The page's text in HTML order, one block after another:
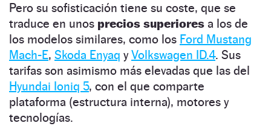
Pero su sofisticación tiene su coste, que se
traduce en unos precios superiores a los de
los modelos similares, como los Ford Mustang
Mach-E, Skoda Enyaq yVolkswagen ID.4. Sus
tarifas son asimismo más elevadas que las del
Hyundai Ioniq 5, con el que comparte
plataforma (estructura interna), motores y
tecnologías.